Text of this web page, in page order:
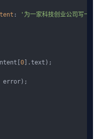
:
'为一家科技创业公司写一份
0 ].text );
error);